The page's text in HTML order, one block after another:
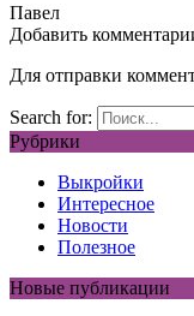
Павел
Добавить
Для отправки
Search for:
Рубрики
Выкройки
Интересное
Новости
Полезное
Новые публикации